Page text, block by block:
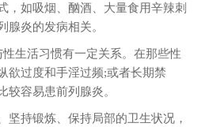
，如吸烟、酗酒、大量食用辛辣刺
腺炎的发病相关。
生活习惯有一定关系。在那些性
欲过度和手淫过频;或者长期禁
较容易患前列腺炎。
坚持锻炼、保持局部的卫生状况，